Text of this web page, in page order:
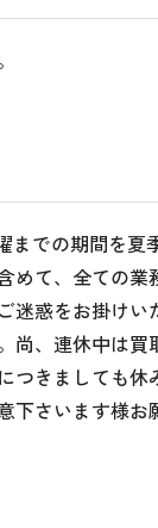
までの期間を
めて、全ての業
迷惑をお掛け
尚、連休中は買
つきましても
下さいます様お